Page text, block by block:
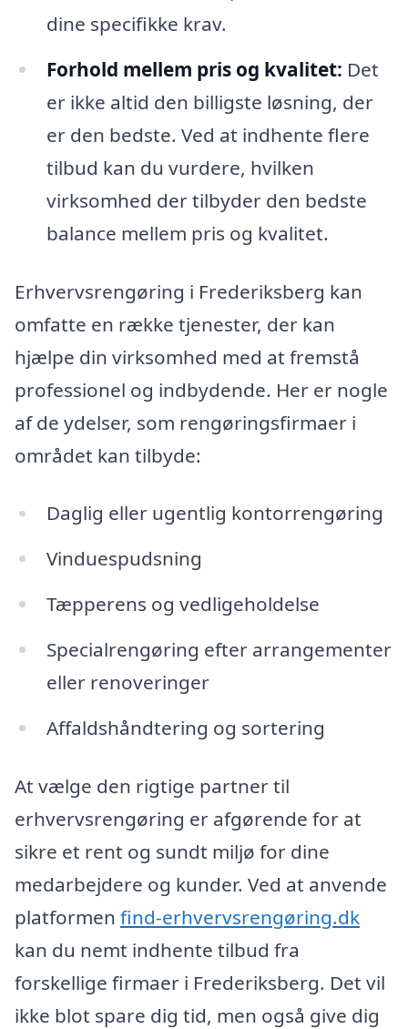
dine specifikke krav.
Forhold mellem pris og kvalitet: Det
er ikke altid den billigste løsning, der
er den bedste. Ved at indhente flere
tilbud kan du vurdere, hvilken
virksomhed der tilbyder den bedste
balance mellem pris og kvalitet.
Erhvervsrengøring i Frederiksberg kan
omfatte en række tjenester, der kan
hjælpe din virksomhed med at fremstå
professionel og indbydende. Her er nogle
af de ydelser, som rengøringsfirmaer i
området kan tilbyde:
Daglig eller ugentlig kontorrengøring
Vinduespudsning
Tæpperens og vedligeholdelse
Specialrengøring efter arrangementer
eller renoveringer
Affaldshåndtering og sortering
At vælge den rigtige partner til
erhvervsrengøring er afgørende for at
sikre et rent og sundt miljø for dine
medarbejdere og kunder. Ved at anvende
platformen find-erhvervsrengøring.dk
kan du nemt indhente tilbud fra
forskellige firmaer i Frederiksberg. Det vil
ikke blot spare dig tid, men også give dig